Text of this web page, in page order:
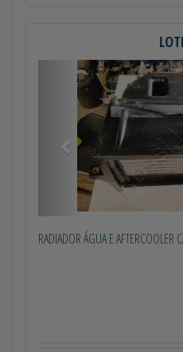
Anterior
RADIADOR ÁGUA E AFTERCOOLER